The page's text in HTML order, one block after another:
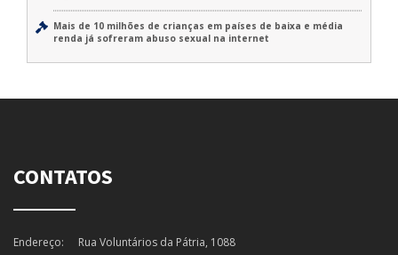
Mais de 10 milhões de crianças em países de baixa e média
renda já sofreram abuso sexual na internet
CONTATOS
Endereço:
Rua Voluntários da Pátria, 1088